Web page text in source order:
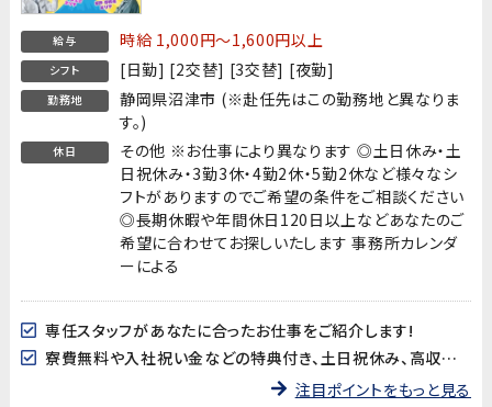
給与 時給 1,000円～1,600円以上
シフト [日勤] [2交替] [3交替] [夜勤]
勤務地
静岡県沼津市 (※赴任先はこの勤務地と異なりま
す。)
休日
その他 ※お仕事により異なります ◎土日休み・土
日祝休み・3勤3休・4勤2休・5勤2休など様々なシ
フトがありますのでご希望の条件をご相談ください
◎長期休暇や年間休日120日以上などあなたのご
希望に合わせてお探しいたします 事務所カレンダ
ーによる
専任スタッフがあなたに合ったお仕事をご紹介します!
寮費無料や入社祝い金などの特典付き、土日祝休み、高収入など様々なお仕事を掲載中です
注目ポイントをもっと見る